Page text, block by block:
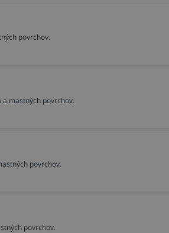
povrchov.
mastných povrchov.
povrchov.
povrchov.